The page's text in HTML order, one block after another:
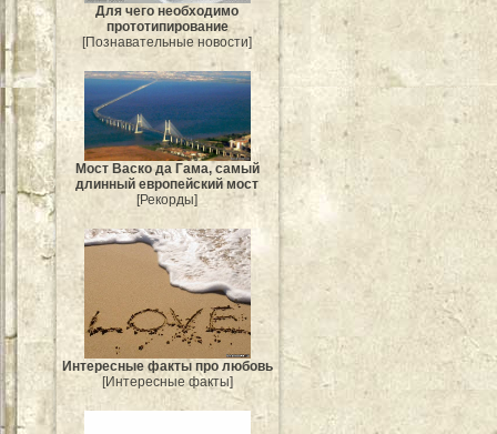
Для чего необходимо
прототипирование
[Познавательные новости]
Мост Васко да Гама, самый
длинный европейский мост
[Рекорды]
Интересные факты про любовь
[Интересные факты]